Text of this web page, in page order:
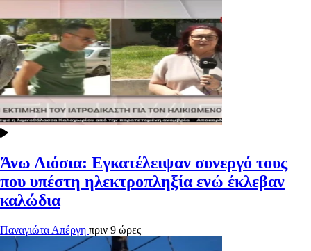
Άνω Λιόσια: Εγκατέλειψαν συνεργό τους
που υπέστη ηλεκτροπληξία ενώ έκλεβαν
καλώδια
Παναγιώτα Απέργη πριν 9 ώρες